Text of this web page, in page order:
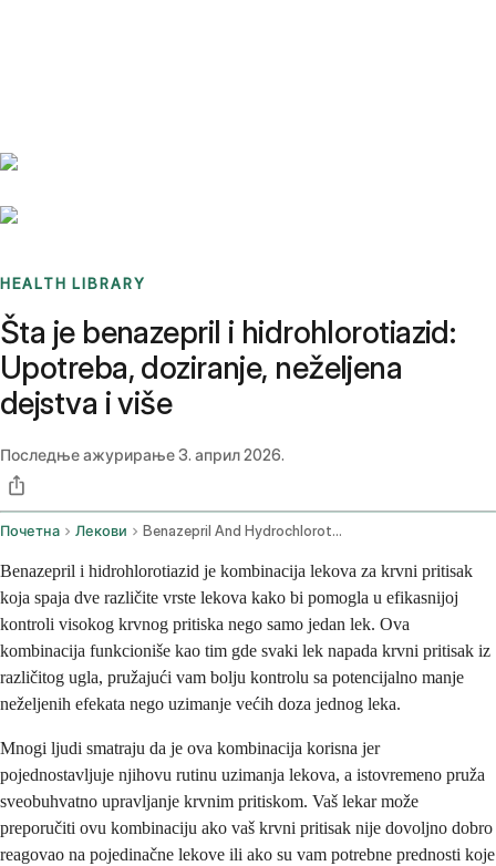
HEALTH LIBRARY
Šta je benazepril i hidrohlorotiazid:
Upotreba, doziranje, neželjena
dejstva i više
Последње ажурирање3. април 2026.
Почетна Лекови Benazepril And Hydrochlorothiazide Oral Route
Benazepril i hidrohlorotiazid je kombinacija lekova za krvni pritisak
koja spaja dve različite vrste lekova kako bi pomogla u efikasnijoj
kontroli visokog krvnog pritiska nego samo jedan lek. Ova
kombinacija funkcioniše kao tim gde svaki lek napada krvni pritisak iz
različitog ugla, pružajući vam bolju kontrolu sa potencijalno manje
neželjenih efekata nego uzimanje većih doza jednog leka.
Mnogi ljudi smatraju da je ova kombinacija korisna jer
pojednostavljuje njihovu rutinu uzimanja lekova, a istovremeno pruža
sveobuhvatno upravljanje krvnim pritiskom. Vaš lekar može
preporučiti ovu kombinaciju ako vaš krvni pritisak nije dovoljno dobro
reagovao na pojedinačne lekove ili ako su vam potrebne prednosti koje